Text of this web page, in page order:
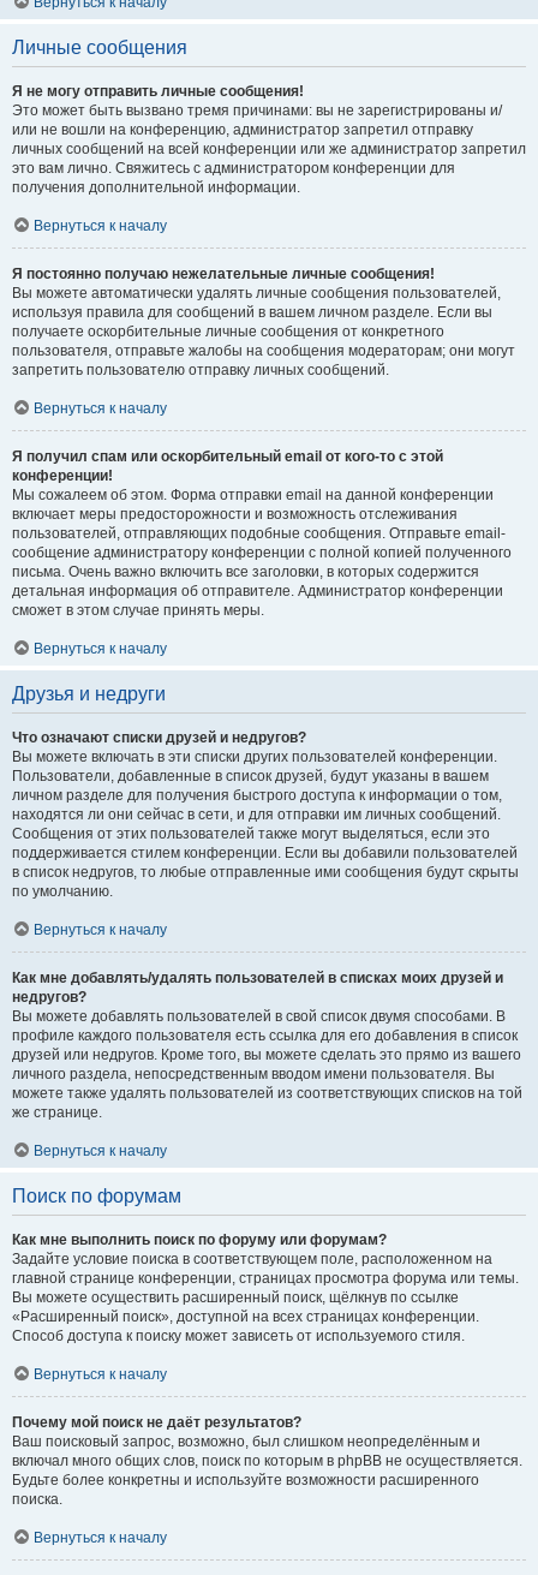
Личные сообщения
Я не могу отправить личные сообщения!
Это может быть вызвано тремя причинами: вы не зарегистрированы и/
или не вошли на конференцию, администратор запретил отправку
личных сообщений на всей конференции или же администратор запретил
это вам лично. Свяжитесь с администратором конференции для
получения дополнительной информации.
Вернуться к началу
Я постоянно получаю нежелательные личные сообщения!
Вы можете автоматически удалять личные сообщения пользователей,
используя правила для сообщений в вашем личном разделе. Если вы
получаете оскорбительные личные сообщения от конкретного
пользователя, отправьте жалобы на сообщения модераторам; они могут
запретить пользователю отправку личных сообщений.
Вернуться к началу
Я получил спам или оскорбительный email от кого-то с этой
конференции!
Мы сожалеем об этом. Форма отправки email на данной конференции
включает меры предосторожности и возможность отслеживания
пользователей, отправляющих подобные сообщения. Отправьте email-
сообщение администратору конференции с полной копией полученного
письма. Очень важно включить все заголовки, в которых содержится
детальная информация об отправителе. Администратор конференции
сможет в этом случае принять меры.
Вернуться к началу
Друзья и недруги
Что означают списки друзей и недругов?
Вы можете включать в эти списки других пользователей конференции.
Пользователи, добавленные в список друзей, будут указаны в вашем
личном разделе для получения быстрого доступа к информации о том,
находятся ли они сейчас в сети, и для отправки им личных сообщений.
Сообщения от этих пользователей также могут выделяться, если это
поддерживается стилем конференции. Если вы добавили пользователей
в список недругов, то любые отправленные ими сообщения будут скрыты
по умолчанию.
Вернуться к началу
Как мне добавлять/удалять пользователей в списках моих друзей и
недругов?
Вы можете добавлять пользователей в свой список двумя способами. В
профиле каждого пользователя есть ссылка для его добавления в список
друзей или недругов. Кроме того, вы можете сделать это прямо из вашего
личного раздела, непосредственным вводом имени пользователя. Вы
можете также удалять пользователей из соответствующих списков на той
же странице.
Вернуться к началу
Поиск по форумам
Как мне выполнить поиск по форуму или форумам?
Задайте условие поиска в соответствующем поле, расположенном на
главной странице конференции, страницах просмотра форума или темы.
Вы можете осуществить расширенный поиск, щёлкнув по ссылке
«Расширенный поиск», доступной на всех страницах конференции.
Способ доступа к поиску может зависеть от используемого стиля.
Вернуться к началу
Почему мой поиск не даёт результатов?
Ваш поисковый запрос, возможно, был слишком неопределённым и
включал много общих слов, поиск по которым в phpBB не осуществляется.
Будьте более конкретны и используйте возможности расширенного
поиска.
Вернуться к началу